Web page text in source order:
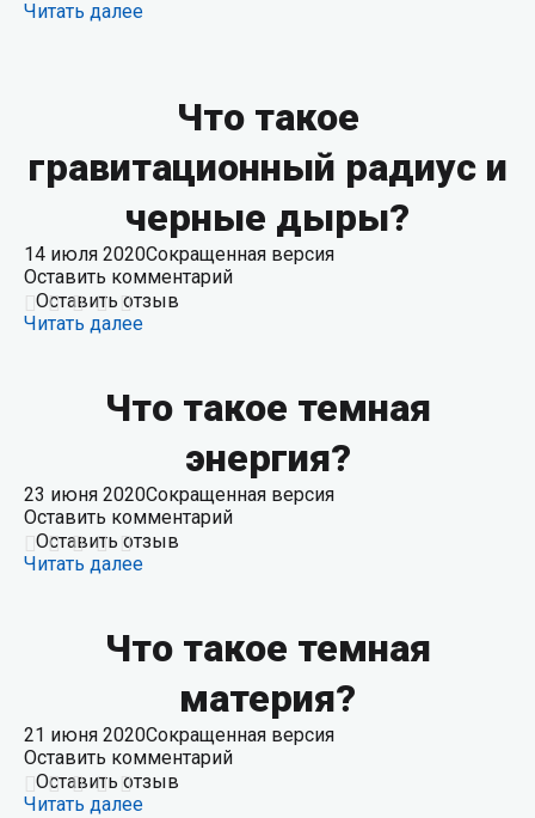
Читать далее
Что такое
гравитационный радиус и
черные дыры?
14 июля 2020Сокращенная версия
Оставить комментарий
Оставить отзыв
Читать далее
Что такое темная
энергия?
23 июня 2020Сокращенная версия
Оставить комментарий
Оставить отзыв
Читать далее
Что такое темная
материя?
21 июня 2020Сокращенная версия
Оставить комментарий
Оставить отзыв
Читать далее